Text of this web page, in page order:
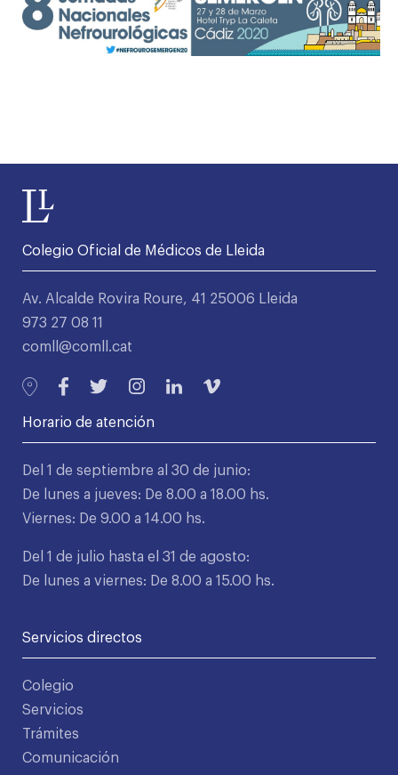
Colegio Oficial de Médicos de Lleida
Av. Alcalde Rovira Roure, 41 25006 Lleida
973 27 08 11
comll@comll.cat
Horario de atención
Del 1 de septiembre al 30 de junio:
De lunes a jueves: De 8.00 a 18.00 hs.
Viernes: De 9.00 a 14.00 hs.
Del 1 de julio hasta el 31 de agosto:
De lunes a viernes: De 8.00 a 15.00 hs.
Servicios directos
Colegio
Servicios
Trámites
Comunicación